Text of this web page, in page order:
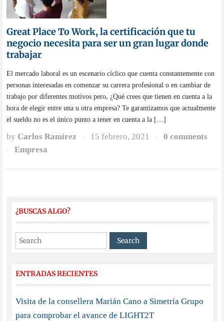
Great Place To Work, la certificación que tu
negocio necesita para ser un gran lugar donde
trabajar
El mercado laboral es un escenario cíclico que cuenta constantemente con
personas interesadas en comenzar su carrera profesional o en cambiar de
trabajo por diferentes motivos pero, ¿Qué crees que tienen en cuenta a la
hora de elegir entre una u otra empresa? Te garantizamos que actualmente
el sueldo no es el único punto a tener en cuenta a la […]
by Carlos Ramírez · 15 febrero, 2021 · 0 comments
· Empresa
¿BUSCAS ALGO?
ENTRADAS RECIENTES
Visita de la consellera Marián Cano a Simetría Grupo
para comprobar el avance de LIGHT2T